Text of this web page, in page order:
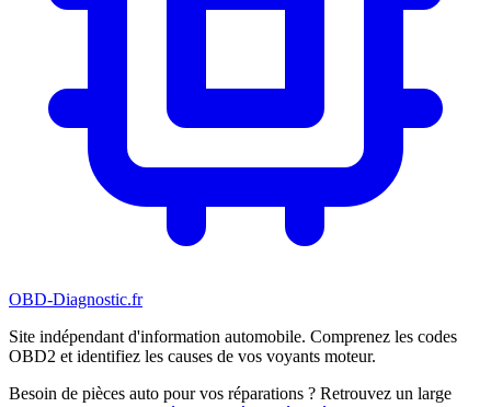
OBD-Diagnostic.fr
Site indépendant d'information automobile. Comprenez les codes
OBD2 et identifiez les causes de vos voyants moteur.
Besoin de pièces auto pour vos réparations ? Retrouvez un large